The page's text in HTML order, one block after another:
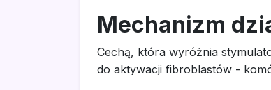
Mechanizm
Cechą, która wyróżnia
do aktywacji fibroblastów -